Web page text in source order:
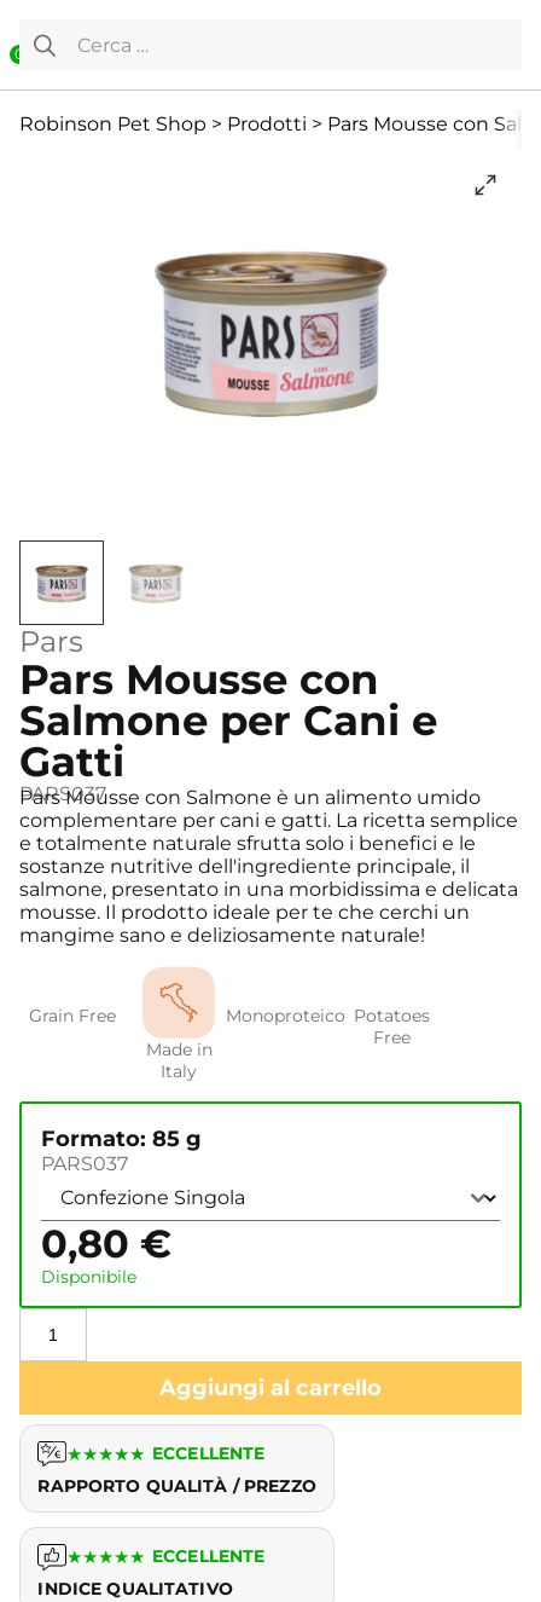
0
Ricerca per:
Robinson Pet Shop > Prodotti > Pars Mousse con
Pars
Pars Mousse con
Salmone per Cani e
Gatti
PARS037
Pars Mousse con Salmone è un alimento umido
complementare per cani e gatti. La ricetta semplice
e totalmente naturale sfrutta solo i benefici e le
sostanze nutritive dell'ingrediente principale, il
salmone, presentato in una morbidissima e delicata
mousse. Il prodotto ideale per te che cerchi un
mangime sano e deliziosamente naturale!
Grain Free
Made in
Italy
Monoproteico Potatoes
Free
Formato: 85 g
PARS037
0,80 €
Disponibile
Aggiungi al carrello
★★★★★ ECCELLENTE
RAPPORTO QUALITÀ / PREZZO
★★★★★ ECCELLENTE
INDICE QUALITATIVO